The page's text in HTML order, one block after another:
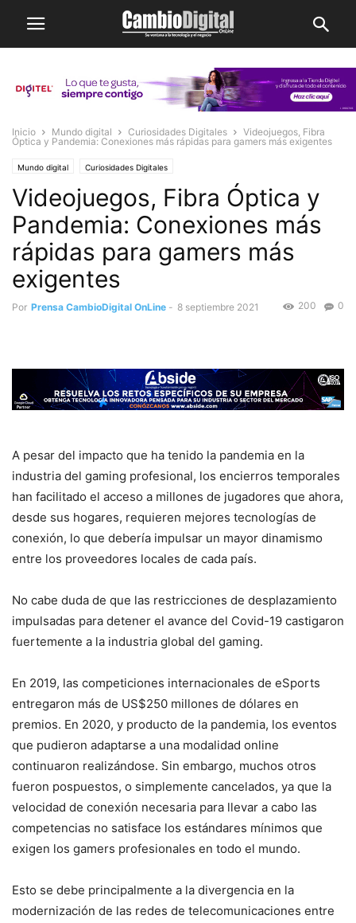
Inicio Mundo digital Curiosidades Digitales
Videojuegos, Fibra
Óptica y Pandemia: Conexiones más rápidas para gamers más exigentes
Mundo digital Curiosidades Digitales
Videojuegos, Fibra Óptica y
Pandemia: Conexiones más
rápidas para gamers más
exigentes
Por Prensa CambioDigital OnLine - 8 septiembre 2021 0
200
A pesar del impacto que ha tenido la pandemia en la
industria del gaming profesional, los encierros temporales
han facilitado el acceso a millones de jugadores que ahora,
desde sus hogares, requieren mejores tecnologías de
conexión, lo que debería impulsar un mayor dinamismo
entre los proveedores locales de cada país.
No cabe duda de que las restricciones de desplazamiento
impulsadas para detener el avance del Covid-19 castigaron
fuertemente a la industria global del gaming.
En 2019, las competiciones internacionales de eSports
entregaron más de US$250 millones de dólares en
premios. En 2020, y producto de la pandemia, los eventos
que pudieron adaptarse a una modalidad online
continuaron realizándose. Sin embargo, muchos otros
fueron pospuestos, o simplemente cancelados, ya que la
velocidad de conexión necesaria para llevar a cabo las
competencias no satisface los estándares mínimos que
exigen los gamers profesionales en todo el mundo.
Esto se debe principalmente a la divergencia en la
modernización de las redes de telecomunicaciones entre